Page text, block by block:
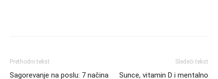
Prethodni tekst
Sagorevanje na poslu: 7 načina
Sledeći tekst
Sunce, vitamin D i mentalno